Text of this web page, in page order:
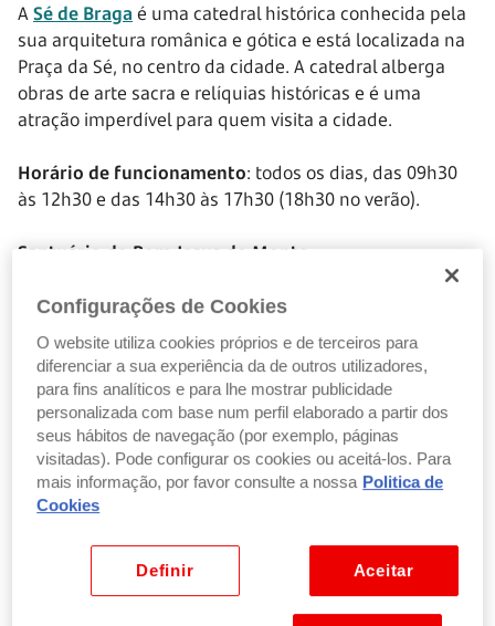
ASé de Braga é uma catedral histórica conhecida pela
sua arquitetura românica e gótica e está localizada na
Praça da Sé, no centro da cidade. A catedral alberga
obras de arte sacra e relíquias históricas e é uma
atração imperdível para quem visita a cidade.
Horário de funcionamento: todos os dias, das 09h30
às 12h30 e das 14h30 às 17h30 (18h30 no verão).
Santuário do Bom Jesus do Monte
é famoso pela
sua arquitetura barroca e pelas suas impressionantes
escadarias. Situa-se nos arredores da Braga, em
Tenões, numa colina com vista panorâmica sobre a
cidade. O santuário é conhecido pelas suas capelas
ornamentadas, pelos jardins bem cuidados e pela
estátua do Bom Jesus no topo da sua grande e icónica
escadaria.
Horário de funcionamento
18h, no inverno; e das 8h às 19h no verão.
O que visitar no Porto
Configurações de Cookies
O website utiliza cookies próprios e de terceiros para
diferenciar a sua experiência da de outros utilizadores,
para fins analíticos e para lhe mostrar publicidade
personalizada com base num perfil elaborado a partir dos
seus hábitos de navegação (por exemplo, páginas
visitadas). Pode configurar os cookies ou aceitá-los. Para
mais informação, por favor consulte a nossa Politica de
Cookies
Aceitar
Definir